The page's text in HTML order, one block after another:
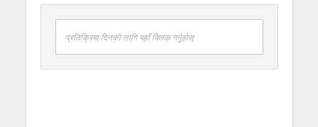
प्रतिक्रिया दिनको लागि यहाँ क्लिक गर्नुहोस्